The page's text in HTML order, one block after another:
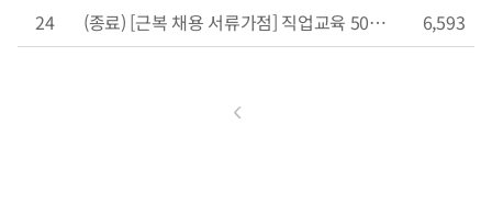
24
(종료) [근복 채용 서류가점] 직업교육 50% 할인쿠폰 받고 합격확률UP! 6,593